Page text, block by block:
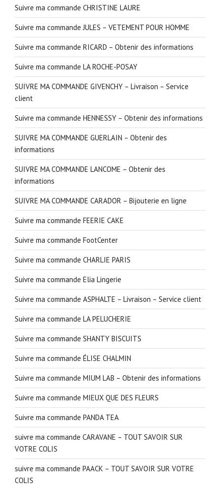
Suivre ma commande CHRISTINE LAURE
Suivre ma commande JULES – VETEMENT POUR HOMME
Suivre ma commande RICARD – Obtenir des informations
Suivre ma commande LA ROCHE-POSAY
SUIVRE MA COMMANDE GIVENCHY – Livraison – Service
client
Suivre ma commande HENNESSY – Obtenir des informations
SUIVRE MA COMMANDE GUERLAIN – Obtenir des
informations
SUIVRE MA COMMANDE LANCOME – Obtenir des
informations
SUIVRE MA COMMANDE CARADOR – Bijouterie en ligne
Suivre ma commande FEERIE CAKE
Suivre ma commande FootCenter
Suivre ma commande CHARLIE PARIS
Suivre ma commande Elia Lingerie
Suivre ma commande ASPHALTE – Livraison – Service client
Suivre ma commande LA PELUCHERIE
Suivre ma commande SHANTY BISCUITS
Suivre ma commande ÉLISE CHALMIN
Suivre ma commande MIUM LAB – Obtenir des informations
Suivre ma commande MIEUX QUE DES FLEURS
Suivre ma commande PANDA TEA
suivre ma commande CARAVANE – TOUT SAVOIR SUR
VOTRE COLIS
suivre ma commande PAACK – TOUT SAVOIR SUR VOTRE
COLIS